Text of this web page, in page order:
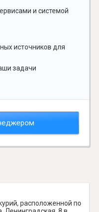
и системой
источников для
задачи
расположенной по